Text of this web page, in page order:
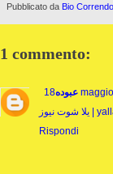
Pubblicato da Bio Correndo
1 commento:
عبوده 18
Rispondi